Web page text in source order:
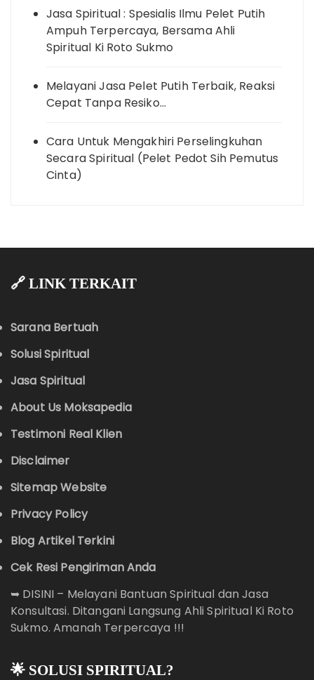
Jasa Spiritual : Spesialis Ilmu Pelet Putih
Ampuh Terpercaya, Bersama Ahli
Spiritual Ki Roto Sukmo
Melayani Jasa Pelet Putih Terbaik, Reaksi
Cepat Tanpa Resiko…
Cara Untuk Mengakhiri Perselingkuhan
Secara Spiritual (Pelet Pedot Sih Pemutus
Cinta)
🔗 LINK TERKAIT
Sarana Bertuah
Solusi Spiritual
Jasa Spiritual
About Us Moksapedia
Testimoni Real Klien
Disclaimer
Sitemap Website
Privacy Policy
Blog Artikel Terkini
Cek Resi Pengiriman Anda
➥ DISINI – Melayani Bantuan Spiritual dan Jasa
Konsultasi. Ditangani Langsung Ahli Spiritual Ki Roto
Sukmo. Amanah Terpercaya !!!
🌟 SOLUSI SPIRITUAL?